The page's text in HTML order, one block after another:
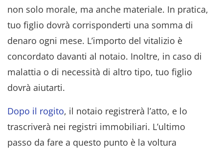
non solo morale, ma anche materiale. In pratica,
tuo figlio dovrà corrisponderti una somma di
denaro ogni mese. L’importo del vitalizio è
concordato davanti al notaio. Inoltre, in caso di
malattia o di necessità di altro tipo, tuo figlio
dovrà aiutarti.
Dopo il rogito, il notaio registrerà l’atto, e lo
trascriverà nei registri immobiliari. L’ultimo
passo da fare a questo punto è la voltura